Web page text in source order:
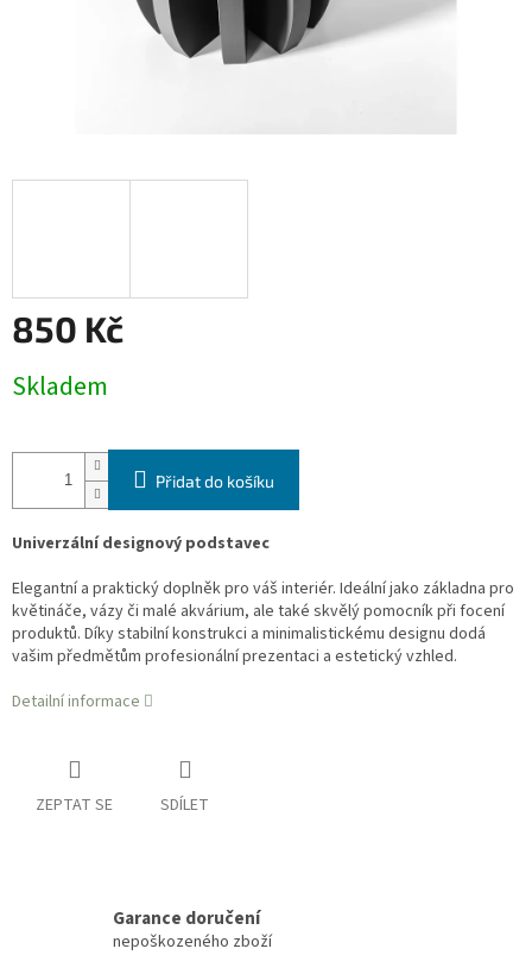
850 Kč
cena:
Skladem
Přidat do košíku
Univerzální designový podstavec
Elegantní a praktický doplněk pro váš interiér. Ideální jako základna pro
květináče, vázy či malé akvárium, ale také skvělý pomocník při focení
produktů. Díky stabilní konstrukci a minimalistickému designu dodá
vašim předmětům profesionální prezentaci a estetický vzhled.
Detailní informace
ZEPTAT SE SDÍLET
Garance doručení
nepoškozeného zboží